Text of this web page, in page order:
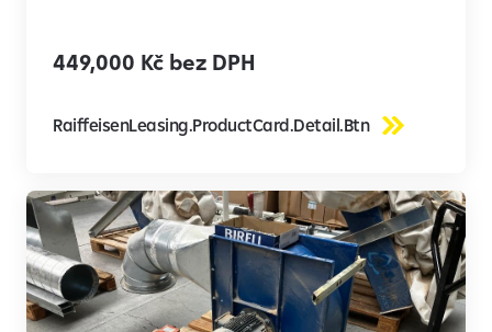
449,000 Kč bez DPH
RaiffeisenLeasing.ProductCard.Detail.Btn